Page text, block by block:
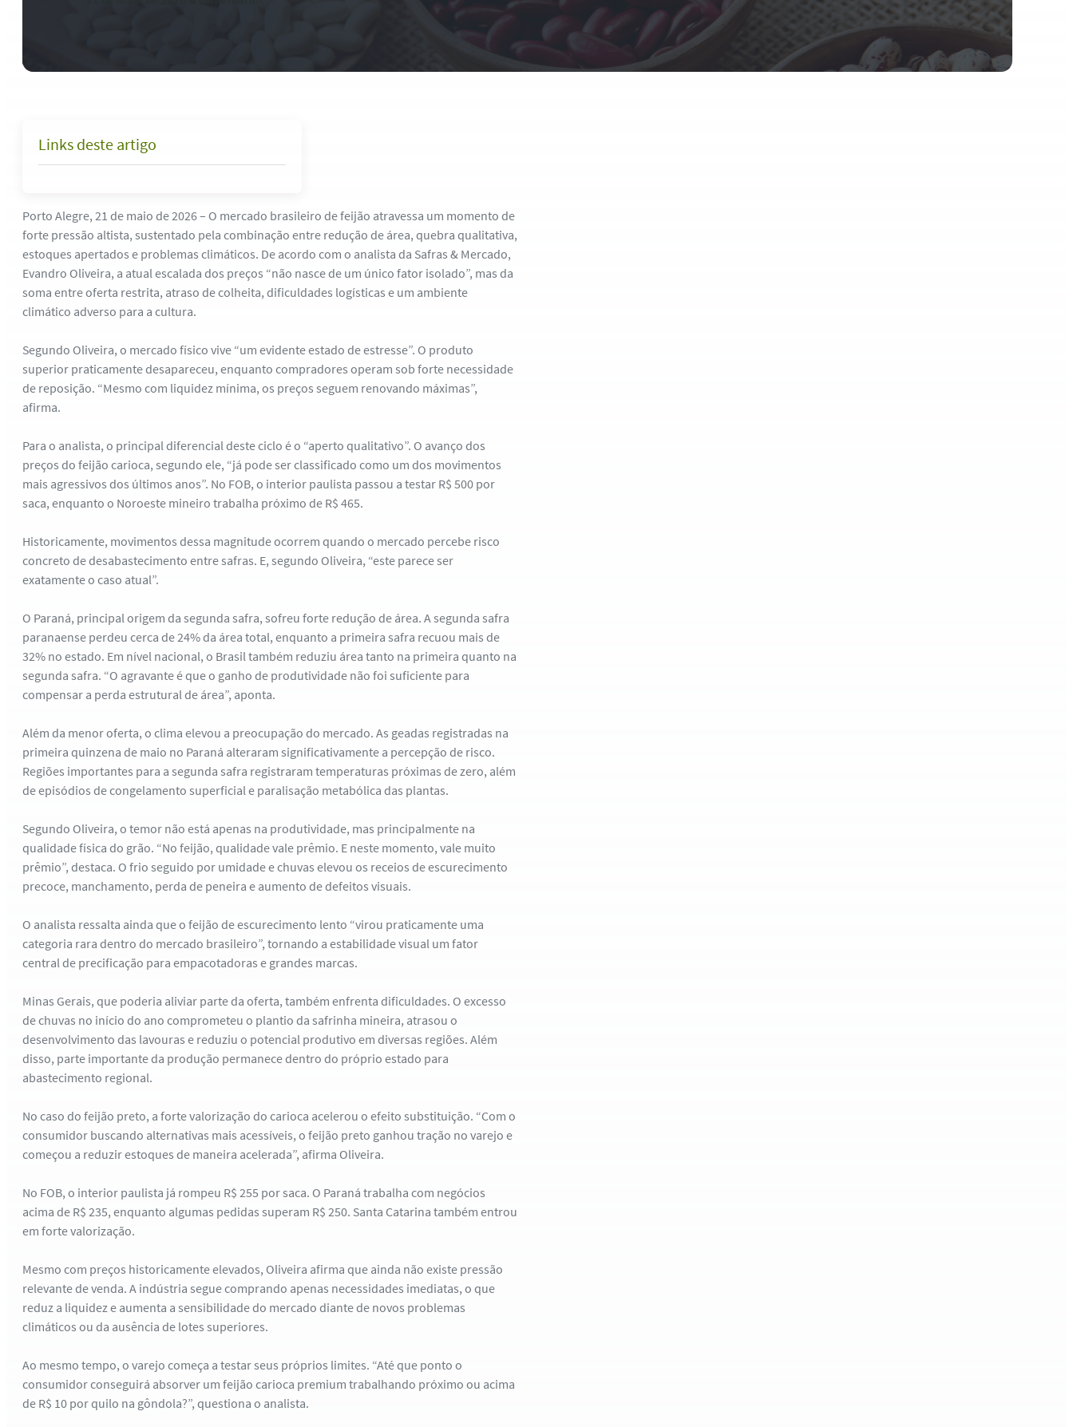
Links deste artigo
Porto Alegre, 21 de maio de 2026 – O mercado brasileiro de feijão atravessa um momento de
forte pressão altista, sustentado pela combinação entre redução de área, quebra qualitativa,
estoques apertados e problemas climáticos. De acordo com o analista da Safras & Mercado,
Evandro Oliveira, a atual escalada dos preços “não nasce de um único fator isolado”, mas da
soma entre oferta restrita, atraso de colheita, dificuldades logísticas e um ambiente
climático adverso para a cultura.
Segundo Oliveira, o mercado físico vive “um evidente estado de estresse”. O produto
superior praticamente desapareceu, enquanto compradores operam sob forte necessidade
de reposição. “Mesmo com liquidez mínima, os preços seguem renovando máximas”,
afirma.
Para o analista, o principal diferencial deste ciclo é o “aperto qualitativo”. O avanço dos
preços do feijão carioca, segundo ele, “já pode ser classificado como um dos movimentos
mais agressivos dos últimos anos”. No FOB, o interior paulista passou a testar R$ 500 por
saca, enquanto o Noroeste mineiro trabalha próximo de R$ 465.
Historicamente, movimentos dessa magnitude ocorrem quando o mercado percebe risco
concreto de desabastecimento entre safras. E, segundo Oliveira, “este parece ser
exatamente o caso atual”.
O Paraná, principal origem da segunda safra, sofreu forte redução de área. A segunda safra
paranaense perdeu cerca de 24% da área total, enquanto a primeira safra recuou mais de
32% no estado. Em nível nacional, o Brasil também reduziu área tanto na primeira quanto na
segunda safra. “O agravante é que o ganho de produtividade não foi suficiente para
compensar a perda estrutural de área”, aponta.
Além da menor oferta, o clima elevou a preocupação do mercado. As geadas registradas na
primeira quinzena de maio no Paraná alteraram significativamente a percepção de risco.
Regiões importantes para a segunda safra registraram temperaturas próximas de zero, além
de episódios de congelamento superficial e paralisação metabólica das plantas.
Segundo Oliveira, o temor não está apenas na produtividade, mas principalmente na
qualidade física do grão. “No feijão, qualidade vale prêmio. E neste momento, vale muito
prêmio”, destaca. O frio seguido por umidade e chuvas elevou os receios de escurecimento
precoce, manchamento, perda de peneira e aumento de defeitos visuais.
O analista ressalta ainda que o feijão de escurecimento lento “virou praticamente uma
categoria rara dentro do mercado brasileiro”, tornando a estabilidade visual um fator
central de precificação para empacotadoras e grandes marcas.
Minas Gerais, que poderia aliviar parte da oferta, também enfrenta dificuldades. O excesso
de chuvas no início do ano comprometeu o plantio da safrinha mineira, atrasou o
desenvolvimento das lavouras e reduziu o potencial produtivo em diversas regiões. Além
disso, parte importante da produção permanece dentro do próprio estado para
abastecimento regional.
No caso do feijão preto, a forte valorização do carioca acelerou o efeito substituição. “Com o
consumidor buscando alternativas mais acessíveis, o feijão preto ganhou tração no varejo e
começou a reduzir estoques de maneira acelerada”, afirma Oliveira.
No FOB, o interior paulista já rompeu R$ 255 por saca. O Paraná trabalha com negócios
acima de R$ 235, enquanto algumas pedidas superam R$ 250. Santa Catarina também entrou
em forte valorização.
Mesmo com preços historicamente elevados, Oliveira afirma que ainda não existe pressão
relevante de venda. A indústria segue comprando apenas necessidades imediatas, o que
reduz a liquidez e aumenta a sensibilidade do mercado diante de novos problemas
climáticos ou da ausência de lotes superiores.
Ao mesmo tempo, o varejo começa a testar seus próprios limites. “Até que ponto o
consumidor conseguirá absorver um feijão carioca premium trabalhando próximo ou acima
de R$ 10 por quilo na gôndola?”, questiona o analista.